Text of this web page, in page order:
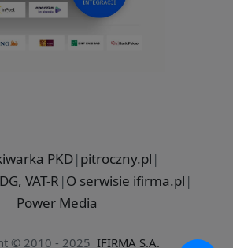
PKD| pitroczny.pl |
VAT-R | O serwisie ifirma.pl |
Power Media
© 2010 - 2025 IFIRMA S.A.